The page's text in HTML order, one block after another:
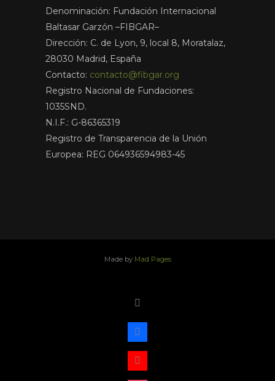
Denominación: Fundación Internacional
Baltasar Garzón –FIBGAR–
Dirección: C. de Lyon, 9, local 8, Moratalaz,
28030 Madrid, España
Contacto: contacto@fibgar.org
Registro Nacional de Fundaciones:
1035SND.
N.I.F.: G-86365319
Registro de Transparencia de la Unión
Europea: REG 064936594983-45
Made by Mad Pages
facebook
youtube